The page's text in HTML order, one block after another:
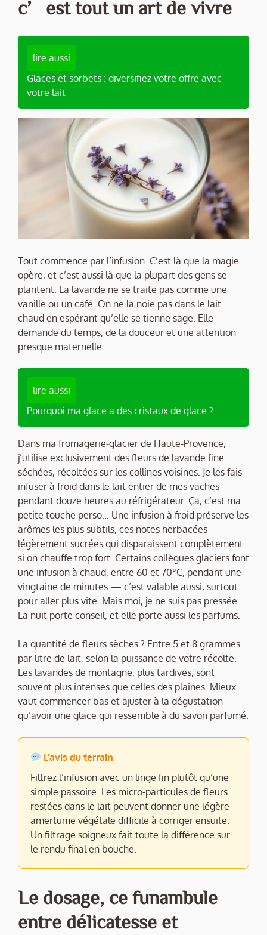
c’est tout un art de vivre
lire aussi
Glaces et sorbets : diversifiez votre offre avec
votre lait
Tout commence par l’infusion. C’est là que la magie
opère, et c’est aussi là que la plupart des gens se
plantent. La lavande ne se traite pas comme une
vanille ou un café. On ne la noie pas dans le lait
chaud en espérant qu’elle se tienne sage. Elle
demande du temps, de la douceur et une attention
presque maternelle.
lire aussi
Pourquoi ma glace a des cristaux de glace ?
Dans ma fromagerie-glacier de Haute-Provence,
j’utilise exclusivement des fleurs de lavande fine
séchées, récoltées sur les collines voisines. Je les fais
infuser à froid dans le lait entier de mes vaches
pendant douze heures au réfrigérateur. Ça, c’est ma
petite touche perso… Une infusion à froid préserve les
arômes les plus subtils, ces notes herbacées
légèrement sucrées qui disparaissent complètement
si on chauffe trop fort. Certains collègues glaciers font
une infusion à chaud, entre 60 et 70°C, pendant une
vingtaine de minutes — c’est valable aussi, surtout
pour aller plus vite. Mais moi, je ne suis pas pressée.
La nuit porte conseil, et elle porte aussi les parfums.
La quantité de fleurs sèches ? Entre 5 et 8 grammes
par litre de lait, selon la puissance de votre récolte.
Les lavandes de montagne, plus tardives, sont
souvent plus intenses que celles des plaines. Mieux
vaut commencer bas et ajuster à la dégustation
qu’avoir une glace qui ressemble à du savon parfumé.
L’avis du terrain
Filtrez l’infusion avec un linge fin plutôt qu’une
simple passoire. Les micro-particules de fleurs
restées dans le lait peuvent donner une légère
amertume végétale difficile à corriger ensuite.
Un filtrage soigneux fait toute la différence sur
le rendu final en bouche.
Le dosage, ce funambule
entre délicatesse et